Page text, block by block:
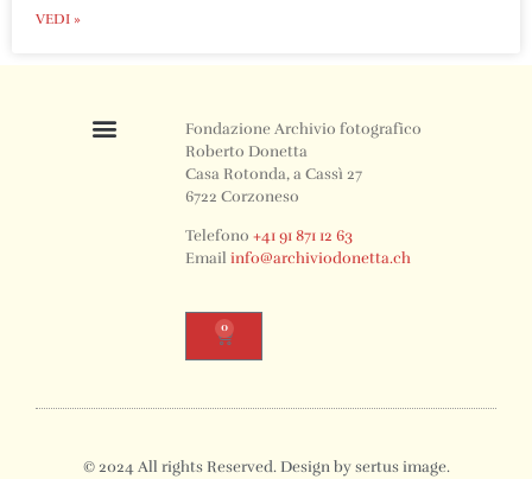
VEDI »
Fondazione Archivio fotografico
Roberto Donetta
Casa Rotonda, a Cassì 27
6722 Corzoneso
Telefono+41 91 871 12 63
Emailinfo@archiviodonetta.ch
0
© 2024 All rights Reserved. Design by sertus image.